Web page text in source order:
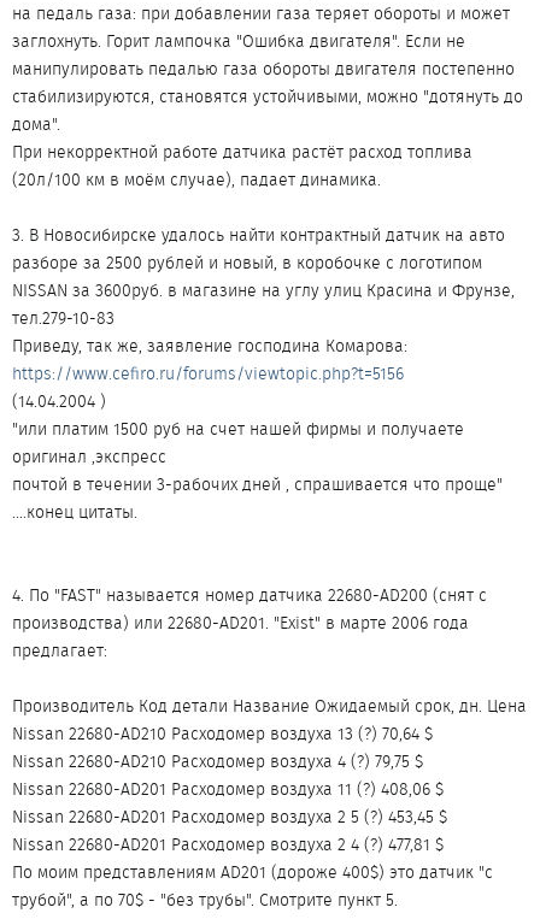
на педаль газа: при добавлении газа теряет обороты и может
заглохнуть. Горит лампочка "Ошибка двигателя". Если не
манипулировать педалью газа обороты двигателя постепенно
стабилизируются, становятся устойчивыми, можно "дотянуть до
дома".
При некорректной работе датчика растёт расход топлива
(20л/100 км в моём случае), падает динамика.
3. В Новосибирске удалось найти контрактный датчик на авто
разборе за 2500 рублей и новый, в коробочке с логотипом
NISSAN за 3600руб. в магазине на углу улиц Красина и Фрунзе,
тел.279-10-83
Приведу, так же, заявление господина Комарова:
https://www.cefiro.ru/forums/viewtopic.php?t=5156
(14.04.2004 )
"или платим 1500 руб на счет нашей фирмы и получаете
оригинал ,экспресс
почтой в течении 3-рабочих дней , спрашивается что проще"
....конец цитаты.
4. По "FAST" называется номер датчика 22680-AD200 (снят с
производства) или 22680-AD201. "Exist" в марте 2006 года
предлагает:
Производитель Код детали Название Ожидаемый срок, дн. Цена
Nissan 22680-AD210 Расходомер воздуха 13 (?) 70,64 $
Nissan 22680-AD210 Расходомер воздуха 4 (?) 79,75 $
Nissan 22680-AD201 Расходомер воздуха 11 (?) 408,06 $
Nissan 22680-AD201 Расходомер воздуха 2 5 (?) 453,45 $
Nissan 22680-AD201 Расходомер воздуха 2 4 (?) 477,81 $
По моим представлениям AD201 (дороже 400$) это датчик "с
трубой", а по 70$ - "без трубы". Смотрите пункт 5.